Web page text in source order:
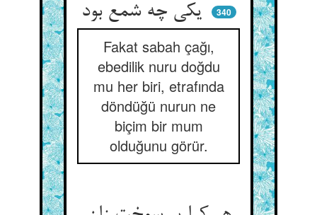
یکی چه شمع بود
340
Fakat sabah çağı,
ebedilik nuru doğdu
mu her biri, etrafında
döndüğü nurun ne
biçim bir mum
olduğunu görür.